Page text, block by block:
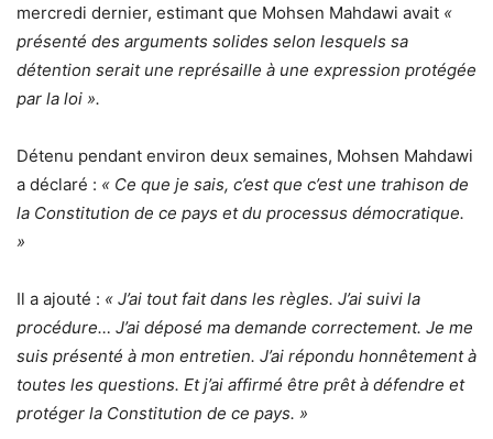
mercredi dernier, estimant que Mohsen Mahdawi avait «
présenté des arguments solides selon lesquels sa
détention serait une représaille à une expression protégée
par la loi ».
Détenu pendant environ deux semaines, Mohsen Mahdawi
a déclaré : « Ce que je sais, c’est que c’est une trahison de
la Constitution de ce pays et du processus démocratique.
»
Il a ajouté : « J’ai tout fait dans les règles. J’ai suivi la
procédure… J’ai déposé ma demande correctement. Je me
suis présenté à mon entretien. J’ai répondu honnêtement à
toutes les questions. Et j’ai affirmé être prêt à défendre et
protéger la Constitution de ce pays. »